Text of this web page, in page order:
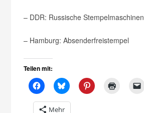
– DDR: Russische Stempelmaschinen
– Hamburg: Absenderfreistempel
Teilen mit:
Mehr